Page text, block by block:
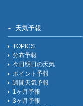
天気予報
TOPICS
分布予報
今日明日の天気
ポイント予報
週間天気予報
1ヶ月予報
3ヶ月予報